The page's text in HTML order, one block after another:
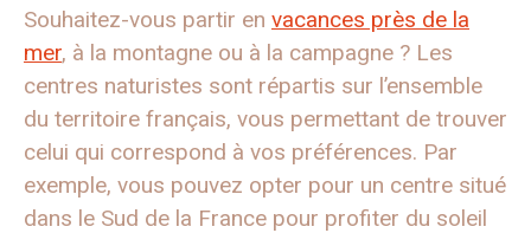
Souhaitez-vous partir en vacances près de la
mer, à la montagne ou à la campagne ? Les
centres naturistes sont répartis sur l’ensemble
du territoire français, vous permettant de trouver
celui qui correspond à vos préférences. Par
exemple, vous pouvez opter pour un centre situé
dans le Sud de la France pour profiter du soleil